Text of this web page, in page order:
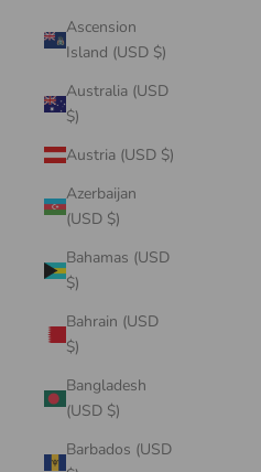
Ascension
Island (USD $)
Australia (USD
$)
Austria (USD $)
Azerbaijan
(USD $)
Bahamas (USD
$)
Bahrain (USD
$)
Bangladesh
(USD $)
Barbados (USD